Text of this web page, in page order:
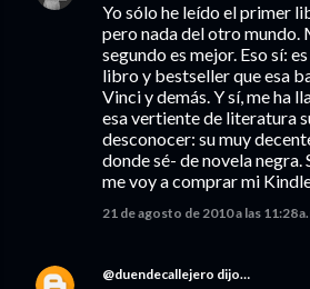
Yo sólo he leído el primer
pero nada del otro mundo.
segundo es mejor. Eso sí:
libro y bestseller que esa
Vinci y demás. Y sí, me ha
esa vertiente de literatura
desconocer: su muy
donde sé- de novela negra.
me voy a comprar mi
21 de agosto de 2010 a las 11:28
@duendecallejero dijo…